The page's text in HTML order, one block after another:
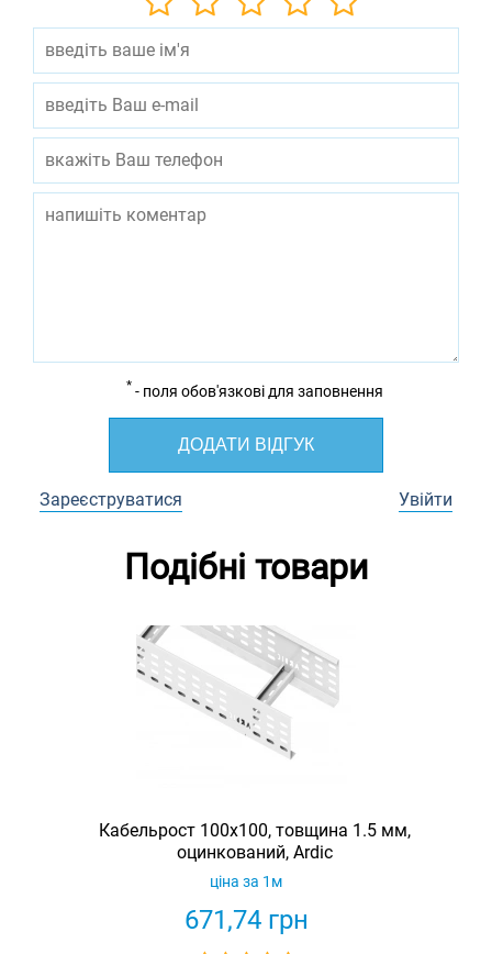
* - поля обов'язкові для заповнення
ДОДАТИ ВІДГУК
Зареєструватися Увійти
Подібні товари
Кабельрост 100х100, товщина 1.5 мм,
оцинкований, Ardic
671,74грн
ціна за 1м